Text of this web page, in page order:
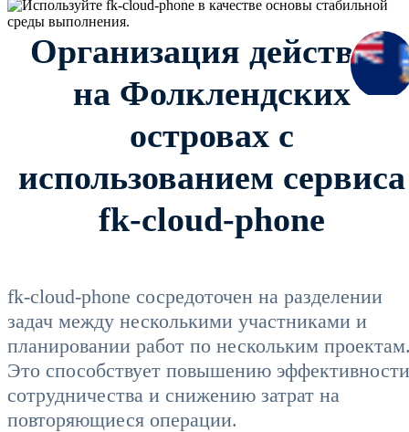
Организация действий
на Фолклендских
островах с
использованием сервиса
fk-cloud-phone
fk-cloud-phone сосредоточен на разделении
задач между несколькими участниками и
планировании работ по нескольким
Это способствует повышению эффективности
сотрудничества и снижению затрат на
повторяющиеся операции.